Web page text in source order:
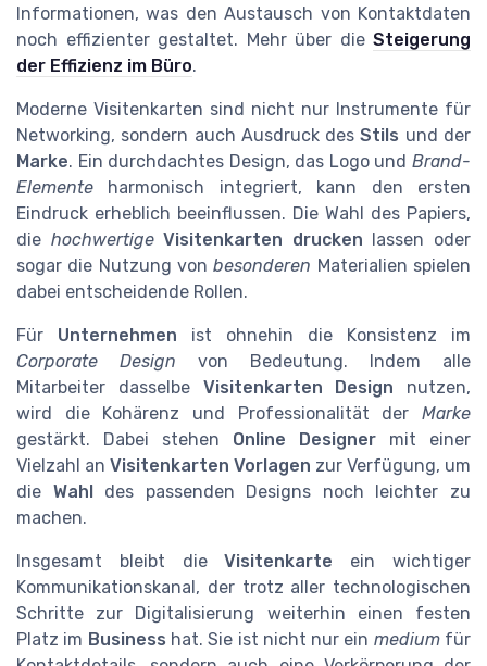
Informationen, was den Austausch von Kontaktdaten
noch effizienter gestaltet. Mehr über die Steigerung
der Effizienz im Büro.
Moderne Visitenkarten sind nicht nur Instrumente für
Networking, sondern auch Ausdruck desStils und der
Marke. Ein durchdachtes Design, das Logo und Brand-
Elemente harmonisch integriert, kann den ersten
Eindruck erheblich beeinflussen. Die Wahl des Papiers,
die hochwertige Visitenkarten drucken lassen oder
sogar die Nutzung vonbesonderen Materialien spielen
dabei entscheidende Rollen.
Für Unternehmen ist ohnehin die Konsistenz im
Corporate Design von Bedeutung. Indem alle
Mitarbeiter dasselbe Visitenkarten Design nutzen,
wird die Kohärenz und Professionalität der Marke
gestärkt. Dabei stehen Online Designer mit einer
Vielzahl an Visitenkarten Vorlagen zur Verfügung, um
die Wahldes passenden Designs noch leichter zu
machen.
Insgesamt bleibt dieVisitenkarte ein wichtiger
Kommunikationskanal, der trotz aller technologischen
Schritte zur Digitalisierung weiterhin einen festen
Platz im Business hat. Sie ist nicht nur ein mediumfür